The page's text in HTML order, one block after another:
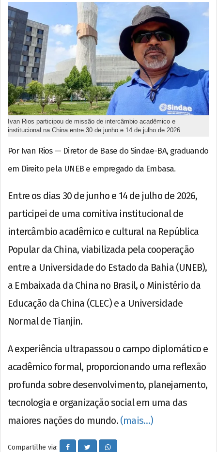
Ivan Rios participou de missão de intercâmbio acadêmico e
institucional na China entre 30 de junho e 14 de julho de 2026.
Por Ivan Rios — Diretor de Base do Sindae-BA, graduando
em Direito pela UNEB e empregado da Embasa.
Entre os dias 30 de junho e 14 de julho de 2026,
participei de uma comitiva institucional de
intercâmbio acadêmico e cultural na República
Popular da China, viabilizada pela cooperação
entre a Universidade do Estado da Bahia (UNEB),
a Embaixada da China no Brasil, o Ministério da
Educação da China (CLEC) e a Universidade
Normal de Tianjin.
A experiência ultrapassou o campo diplomático e
acadêmico formal, proporcionando uma reflexão
profunda sobre desenvolvimento, planejamento,
tecnologia e organização social em uma das
maiores nações do mundo. (mais…)
Compartilhe via: